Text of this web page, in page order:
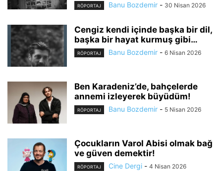
RÖPORTAJ Banu Bozdemir - 30 Nisan 2026
Cengiz kendi içinde başka bir dil,
başka bir hayat kurmuş gibi…
RÖPORTAJ Banu Bozdemir - 6 Nisan 2026
Ben Karadeniz’de, bahçelerde
annemi izleyerek büyüdüm!
RÖPORTAJ Banu Bozdemir - 5 Nisan 2026
Çocukların Varol Abisi olmak bağ
ve güven demektir!
RÖPORTAJ Cine Dergi - 4 Nisan 2026